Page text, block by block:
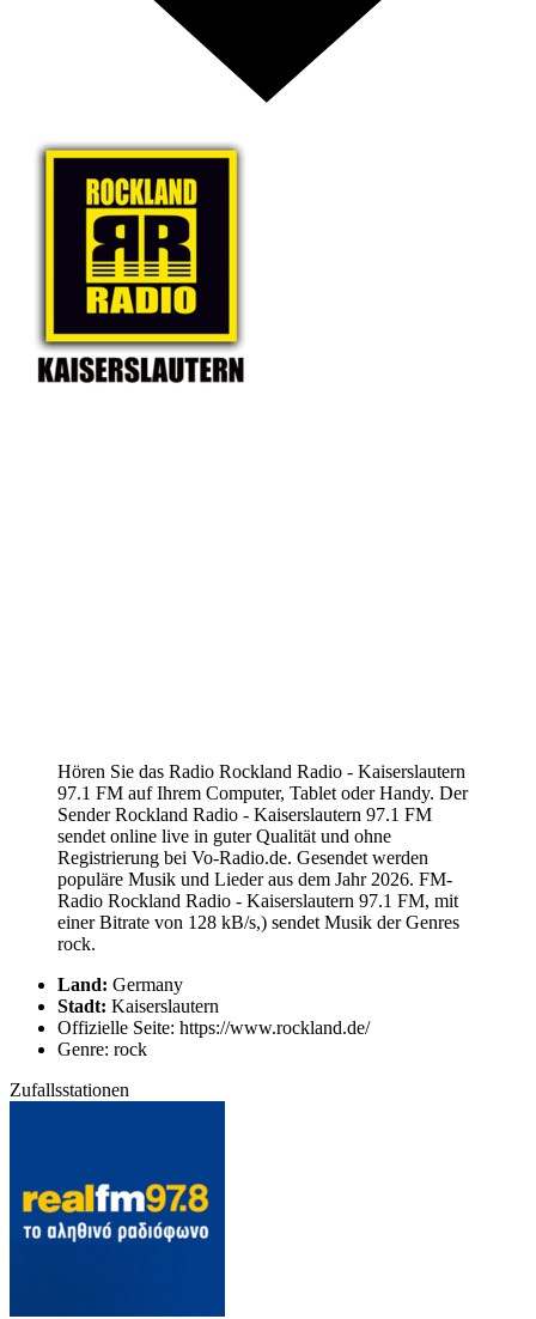
Hören Sie das Radio Rockland Radio - Kaiserslautern
97.1 FM auf Ihrem Computer, Tablet oder Handy. Der
Sender Rockland Radio - Kaiserslautern 97.1 FM
sendet online live in guter Qualität und ohne
Registrierung bei Vo-Radio.de. Gesendet werden
populäre Musik und Lieder aus dem Jahr 2026. FM-
Radio Rockland Radio - Kaiserslautern 97.1 FM, mit
einer Bitrate von 128 kB/s,) sendet Musik der Genres
rock.
Land: Germany
Stadt: Kaiserslautern
Offizielle Seite: https://www.rockland.de/
Genre: rock
Zufallsstationen